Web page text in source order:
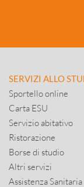
SERVIZI ALLO
Sportello online
Carta ESU
Servizio abitativo
Ristorazione
Borse di studio
Altri servizi
Assistenza Sanitaria